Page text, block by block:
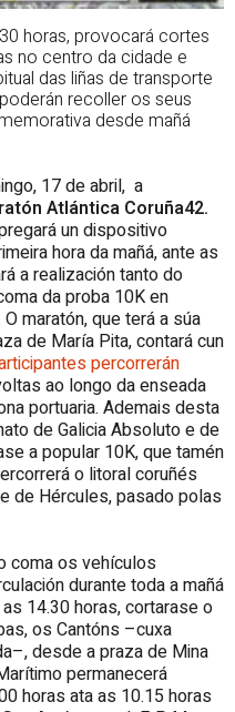
horas, provocará cortes
no centro da cidade e
das liñas de transporte
recoller os seus
desde mañá
17 de abril, a
Atlántica Coruña42.
un dispositivo
hora da mañá, ante as
a realización tanto do
da proba 10K en
maratón, que terá a súa
de María Pita, contará cun
percorrerán
ao longo da enseada
portuaria. Ademais desta
de Galicia Absoluto e de
a popular 10K, que tamén
o litoral coruñés
de Hércules, pasado polas
coma os vehículos
durante toda a mañá
14.30 horas, cortarase o
os Cantóns –cuxa
desde a praza de Mina
permanecerá
horas ata as 10.15 horas